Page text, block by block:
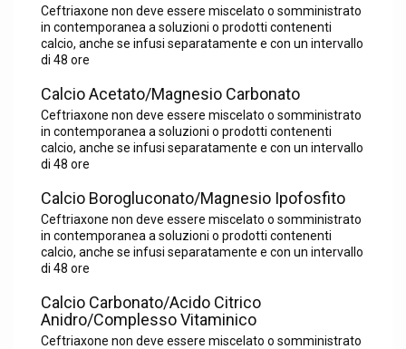
Ceftriaxone non deve essere miscelato o somministrato
in contemporanea a soluzioni o prodotti contenenti
calcio, anche se infusi separatamente e con un intervallo
di 48 ore
Calcio Acetato/Magnesio Carbonato
Ceftriaxone non deve essere miscelato o somministrato
in contemporanea a soluzioni o prodotti contenenti
calcio, anche se infusi separatamente e con un intervallo
di 48 ore
Calcio Borogluconato/Magnesio Ipofosfito
Ceftriaxone non deve essere miscelato o somministrato
in contemporanea a soluzioni o prodotti contenenti
calcio, anche se infusi separatamente e con un intervallo
di 48 ore
Calcio Carbonato/Acido Citrico
Anidro/Complesso Vitaminico
Ceftriaxone non deve essere miscelato o somministrato